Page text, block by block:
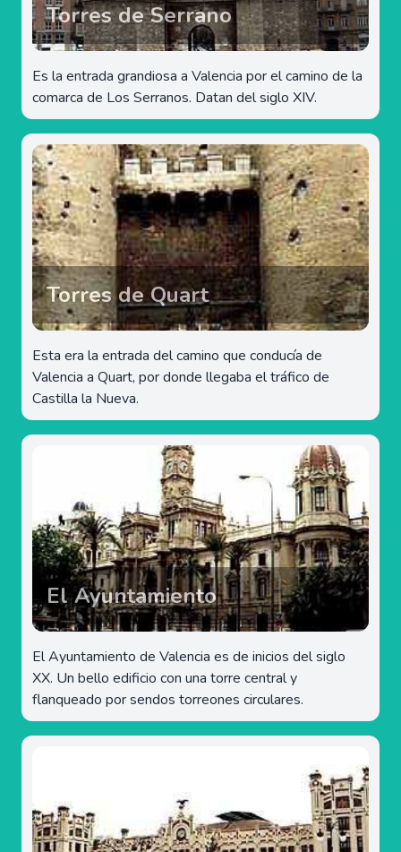
Torres de Serrano
Es la entrada grandiosa a Valencia por el camino de la
comarca de Los Serranos. Datan del siglo XIV.
Torres de Quart
Esta era la entrada del camino que conducía de
Valencia a Quart, por donde llegaba el tráfico de
Castilla la Nueva.
El Ayuntamiento
El Ayuntamiento de Valencia es de inicios del siglo
XX. Un bello edificio con una torre central y
flanqueado por sendos torreones circulares.